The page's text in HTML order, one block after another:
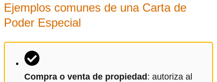
Ejemplos comunes de una Carta de
Poder Especial
Compra o venta de propiedad: autoriza al